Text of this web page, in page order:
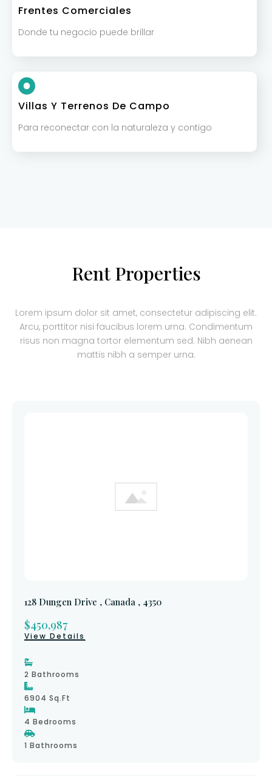
Frentes Comerciales
Donde tu negocio puede brillar
Villas Y Terrenos De Campo
Para reconectar con la naturaleza y contigo
Rent Properties
Lorem ipsum dolor sit amet, consectetur adipiscing elit.
Arcu, porttitor nisi faucibus lorem urna. Condimentum
risus non magna tortor elementum sed. Nibh aenean
mattis nibh a semper urna.
128 Dungen Drive , Canada , 4350
$450,987
View Details
2 Bathrooms
6904 Sq.ft
4 Bedrooms
1 Bathrooms